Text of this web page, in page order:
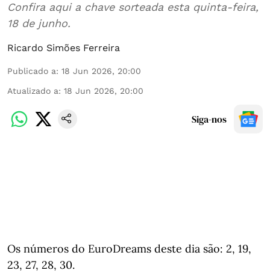
Confira aqui a chave sorteada esta quinta-feira,
18 de junho.
Ricardo Simões Ferreira
Publicado a: 18 Jun 2026, 20:00
Atualizado a: 18 Jun 2026, 20:00
Siga-nos
Os números do EuroDreams deste dia são: 2, 19,
23, 27, 28, 30.